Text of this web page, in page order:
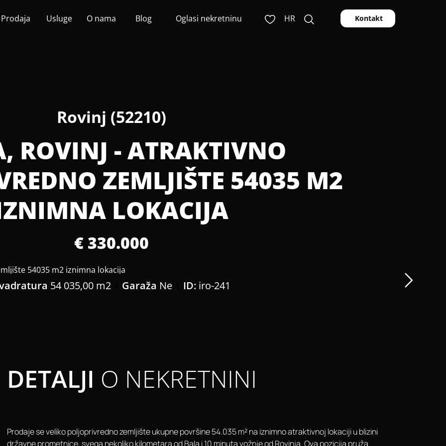
Prodaja Usluge O nama Blog Oglasi nekretninu HR Kontakt
Rovinj (52210)
ROVINJ - ATRAKTIVNO
ZEMLJIŠTE 54035 M2
LOKACIJA
€ 330.000
54 035,00 m2 Garaža Ne ID: iro-241
DETALJI O NEKRETNINI
Prodaje se veliko poljoprivredno zemljište ukupne površine 54.035 m² na iznimno atraktivnoj lokaciji u blizini
državne prometnice, svega nekoliko kilometara od Bala i 10 minuta vožnje od Rovinja. Ova pozicija pruža